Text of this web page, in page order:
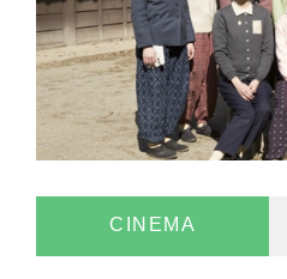
CINEMA